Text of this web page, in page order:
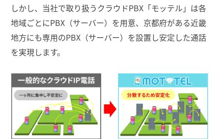
しかし、当社で取り扱うクラウドPBX「モッテル」は各
地域ごとにPBX（サーバー）を用意、京都府がある近畿
地方にも専用のPBX（サーバー）を設置し安定した通話
を実現します。